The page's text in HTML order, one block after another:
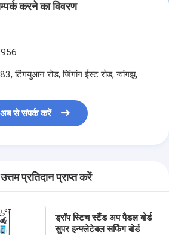
करने का विवरण
टिंगयुआन रोड, जिंगांग ईस्ट रोड, ग्वांगझू,
अब से संपर्क करें
प्रतिदान प्राप्त करें
ड्रॉप स्टिच स्टैंड अप पैडल बोर्ड
सुपर इन्फ्लेटेबल सर्फिंग बोर्ड